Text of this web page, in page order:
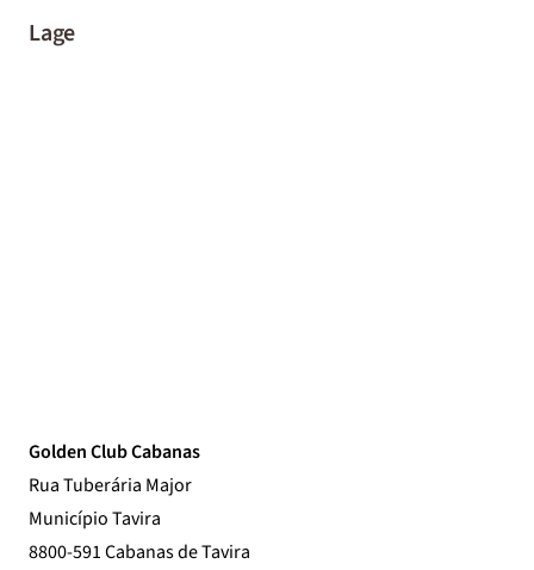
Lage
Golden Club Cabanas
Rua Tuberária Major
Município Tavira
8800-591 Cabanas de Tavira